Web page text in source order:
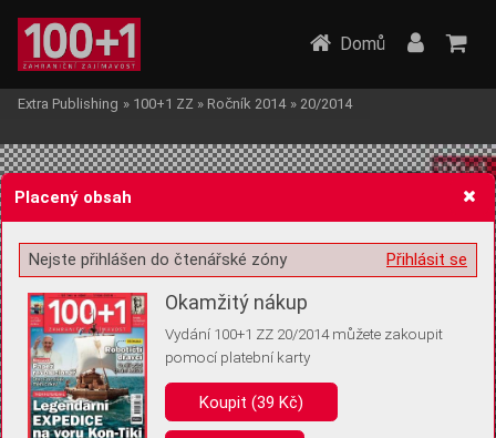
Žádost o souhlas s ukládáním volitelných informací
Pro základní fungování webu nepotřebujeme ukládat žádné informace
(tzv. cookies apod.). Rádi bychom vás ale požádali o souhlas s
Domů
Extra Publishing » 100+1 ZZ » Ročník 2014 » 20/2014
Placený obsah
Přihlásit se
Nejste přihlášen do čtenářské zóny
Okamžitý nákup
Vydání 100+1 ZZ 20/2014 můžete zakoupit
pomocí platební karty
Koupit (39 Kč)